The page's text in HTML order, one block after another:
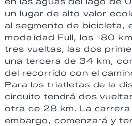
un lugar de alto valor
al segmento de bicicleta,
modalidad Full, los 180
tres vueltas, las dos
una tercera de 34 km,
del recorrido con el
Para los triatletas de la
circuito tendrá dos
otra de 28 km. La carrera
embargo, comenzará y